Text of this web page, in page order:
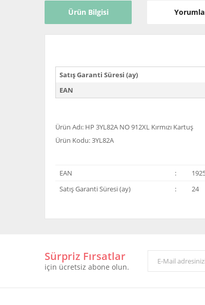
Ürün Bilgisi
Satış Garanti Süresi (ay)
EAN
Ürün Adı: HP 3YL82A NO 912XL Kırmızı Kartuş
Ürün Kodu: 3YL82A
EAN :
Satış Garanti Süresi (ay)
: 24
Ürün resmi kalitesiz, bozuk veya
Ürün açıklamasında eksik bilgiler bulunuyor.
Sürpriz Fırsatlar
için ücretsiz abone olun.